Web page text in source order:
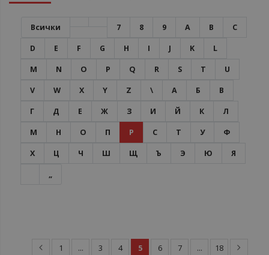
Всички 7 8 9 A B C
D E F G H I J K L
M N O P Q R S T U
V W X Y Z \ А Б В
Г Д Е Ж З И Й К Л
М Н О П Р С Т У Ф
Х Ц Ч Ш Щ Ъ Э Ю Я
„
1 ... 3 4 5 6 7 ...
18